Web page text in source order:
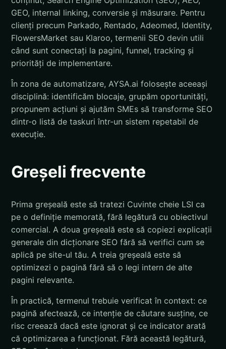
GEO, internal linking, conversie și măsurare. Pentru
clienți precum Parkado, Rentado, Adeomed, Identity,
FlowersMarket sau Klaroo, termenii SEO devin utili
când sunt conectați la pagini, funnel, tracking și
priorități de implementare.
În zona de automatizare, AYSA.ai folosește aceeași
disciplină: identificăm blocaje, grupăm oportunități,
propunem acțiuni și ajutăm SMEs să transforme SEO
dintr-o listă de taskuri într-un sistem repetabil de
execuție.
Greșeli frecvente
Prima greșeală este să tratezi Cuvinte cheie LSI ca
pe o definiție memorată, fără legătură cu obiectivul
comercial. A doua greșeală este să copiezi explicații
generale din dicționare SEO fără să verifici cum se
aplică pe site-ul tău. A treia greșeală este să
optimizezi o pagină fără să o legi intern de alte
pagini relevante.
În practică, termenul trebuie verificat în context: ce
pagină afectează, ce intenție de căutare susține, ce
risc creează dacă este ignorat și ce indicator arată
că optimizarea a funcționat. Fără această legătură,